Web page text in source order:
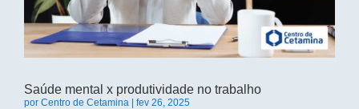
Saúde mental x produtividade no trabalho
por Centro de Cetamina fev 26, 2025